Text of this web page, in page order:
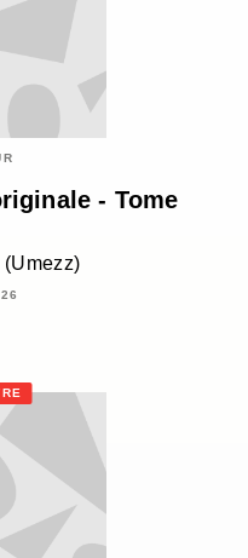
- Tome
(Umezz)